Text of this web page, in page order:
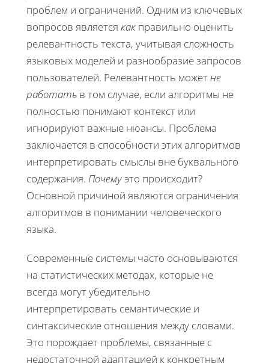
проблем и ограничений. Одним из ключевых
вопросов является как правильно оценить
релевантность текста, учитывая сложность
языковых моделей и разнообразие запросов
пользователей. Релевантность можетне
работать в том случае, если алгоритмы не
полностью понимают контекст или
игнорируют важные нюансы. Проблема
заключается в способности этих алгоритмов
интерпретировать смыслы вне буквального
содержания. Почемуэто происходит?
Основной причиной являются ограничения
алгоритмов в понимании человеческого
языка.
Современные системы часто основываются
на статистических методах, которые не
всегда могут убедительно
интерпретировать семантические и
синтаксические отношения между словами.
Это порождает проблемы, связанные с
недостаточной адаптацией к конкретным